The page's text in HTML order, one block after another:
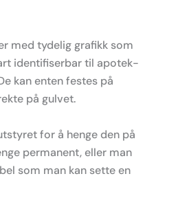
med tydelig grafikk som
identifiserbar til apotek-
kan enten festes på
på gulvet.
for å henge den på
permanent, eller man
som man kan sette en